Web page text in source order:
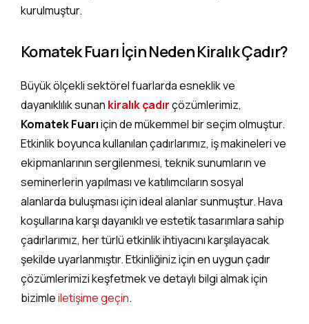
kurulmuştur.
Komatek Fuarı İçin Neden Kiralık Çadır?
Büyük ölçekli sektörel fuarlarda esneklik ve
dayanıklılık sunan kiralık çadırçözümlerimiz,
Komatek Fuarıiçin de mükemmel bir seçim olmuştur.
Etkinlik boyunca kullanılan çadırlarımız, iş makineleri ve
ekipmanlarının sergilenmesi, teknik sunumların ve
seminerlerin yapılması ve katılımcıların sosyal
alanlarda buluşması için ideal alanlar sunmuştur. Hava
koşullarına karşı dayanıklı ve estetik tasarımlara sahip
çadırlarımız, her türlü etkinlik ihtiyacını karşılayacak
şekilde uyarlanmıştır. Etkinliğiniz için en uygun çadır
çözümlerimizi keşfetmek ve detaylı bilgi almak için
bizimleiletişime geçin.